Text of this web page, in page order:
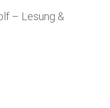
– Lesung &